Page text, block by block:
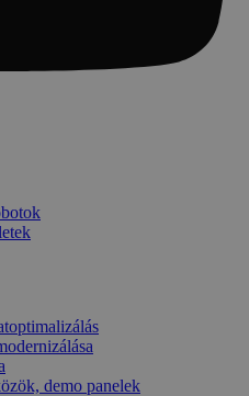
demo panelek​